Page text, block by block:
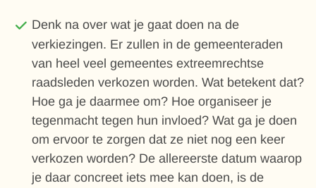
Denk na over wat je gaat doen na de
verkiezingen. Er zullen in de gemeenteraden
van heel veel gemeentes extreemrechtse
raadsleden verkozen worden. Wat betekent dat?
Hoe ga je daarmee om? Hoe organiseer je
tegenmacht tegen hun invloed? Wat ga je doen
om ervoor te zorgen dat ze niet nog een keer
verkozen worden? De allereerste datum waarop
je daar concreet iets mee kan doen, is de